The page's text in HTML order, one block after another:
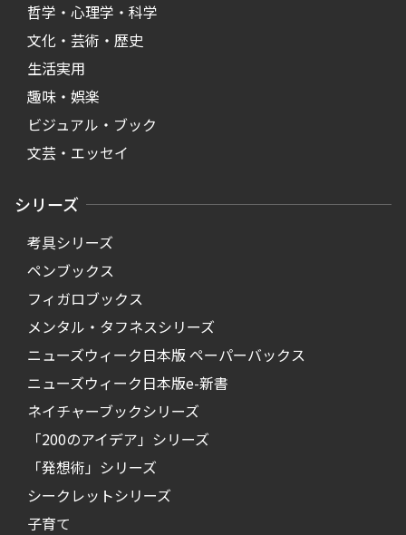
哲学・心理学・科学
文化・芸術・歴史
生活実用
趣味・娯楽
ビジュアル・ブック
文芸・エッセイ
シリーズ
考具シリーズ
ペンブックス
フィガロブックス
メンタル・タフネスシリーズ
ニューズウィーク日本版 ペーパーバックス
ニューズウィーク日本版e-新書
ネイチャーブックシリーズ
「200のアイデア」シリーズ
「発想術」シリーズ
シークレットシリーズ
子育て